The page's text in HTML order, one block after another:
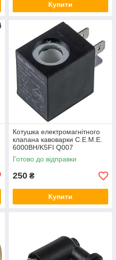
Купити
Котушка електромагнітного
клапана кавоварки С.E.M.E.
6000BH/K5FI Q007
Готово до відправки
250 ₴
Купити